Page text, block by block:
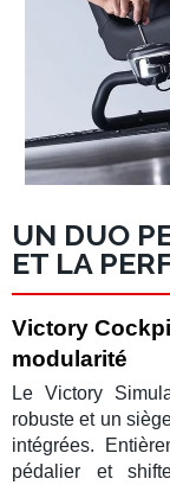
UN DUO
ET LA
Victory
modularité
Le Victory
robuste et un
intégrées.
pédalier et